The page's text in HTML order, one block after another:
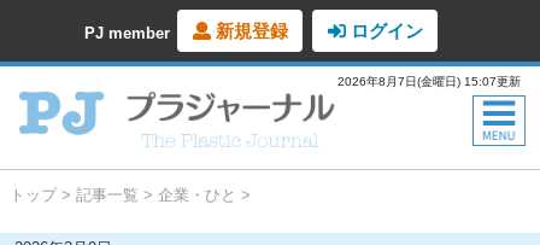
PJ member 新規登録 ログイン
2026年8月7日(金曜日) 15:07更新
トップ 記事一覧 企業・ひと